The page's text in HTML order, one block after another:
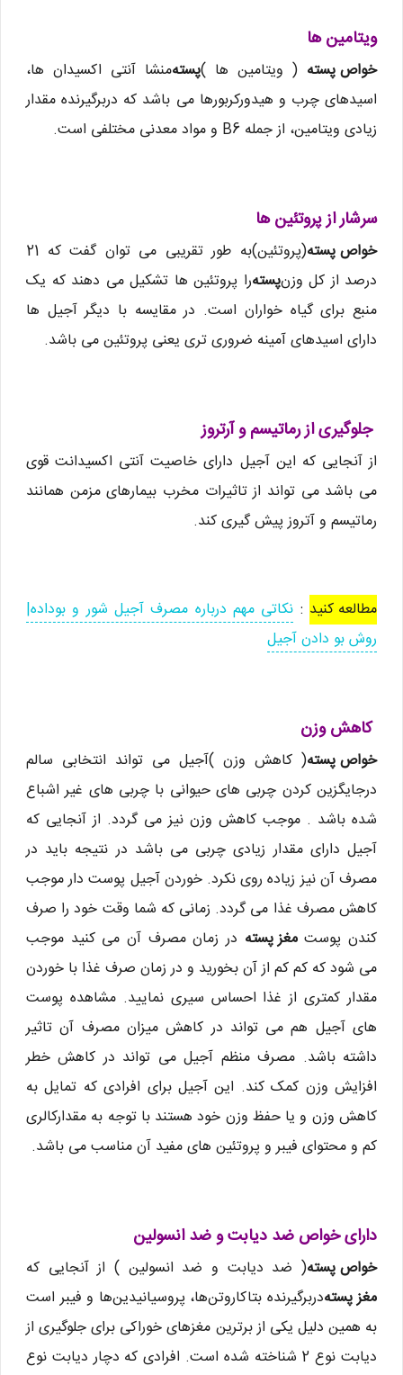
ویتامین ها
خواص پسته ( ویتامین ها )پستهمنشا آنتی اکسیدان ها،
اسیدهای چرب و هیدورکربورها می باشد که دربرگیرنده مقدار
زیادی ویتامین، از جمله B6 و مواد معدنی مختلفی است.
سرشار از پروتئین ها
خواص پسته
(پروتئین)به طور تقریبی می توان گفت که 21
درصد از کل وزنپستهرا پروتئین ها تشکیل می دهند که یک
منبع برای گیاه خواران است. در مقایسه با دیگر آجیل ها
دارای اسیدهای آمینه ضروری تری یعنی پروتئین می باشد.
جلوگیری از رماتیسم و آرتروز
از آنجایی که این آجیل دارای خاصیت آنتی اکسیدانت قوی
می باشد می تواند از تاثیرات مخرب بیمارهای مزمن همانند
رماتیسم و آتروز پیش گیری کند.
مطالعه کنید : نکاتی مهم درباره مصرف آجیل شور و بوداده|
روش بو دادن آجیل
کاهش وزن
خواص پسته( کاهش وزن )آجیل می تواند انتخابی سالم
درجایگزین کردن چربی های حیوانی با چربی های غیر اشباع
شده باشد . موجب کاهش وزن نیز می گردد. از آنجایی که
آجیل دارای مقدار زیادی چربی می باشد در نتیجه باید در
مصرف آن نیز زیاده روی نکرد. خوردن آجیل پوست دار موجب
کاهش مصرف غذا می گردد. زمانی که شما وقت خود را صرف
کندن پوستمغز پسته در زمان مصرف آن می کنید موجب
می شود که کم کم از آن بخورید و در زمان صرف غذا با خوردن
مقدار کمتری از غذا احساس سیری نمایید. مشاهده پوست
های آجیل هم می تواند در کاهش میزان مصرف آن تاثیر
داشته باشد. مصرف منظم آجیل می تواند در کاهش خطر
افزایش وزن کمک کند. این آجیل برای افرادی که تمایل به
کاهش وزن و یا حفظ وزن خود هستند با توجه به مقدارکالری
کم و محتوای فیبر و پروتئین های مفید آن مناسب می باشد.
دارای خواص ضد دیابت و ضد انسولین
خواص پسته( ضد دیابت و ضد انسولین ) از آنجایی که
مغز پستهدربرگیرنده بتاکاروتن‌ها، پروسیانیدین‌ها و فیبر است
به همین دلیل یکی از برترین مغزهای خوراکی برای جلوگیری از
دیابت نوع 2 شناخته شده است. افرادی که دچار دیابت نوع